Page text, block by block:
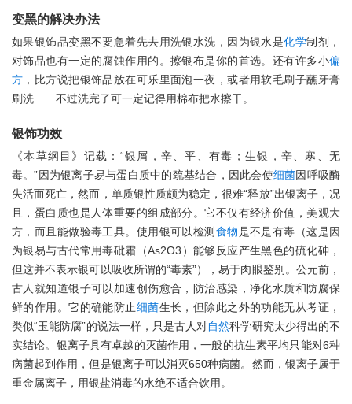
变黑的解决办法
如果银饰品变黑不要急着先去用洗银水洗，因为银水是化学制剂，
对饰品也有一定的腐蚀作用的。擦银布是你的首选。还有许多小偏
方 ，比方说把银饰品放在可乐里面泡一夜，或者用软毛刷子蘸牙膏
刷洗……不过洗完了可一定记得用棉布把水擦干。
银饰功效
《本草纲目》记载：“银屑，辛、平、有毒；生银，辛、寒、无
毒。”因为银离子易与蛋白质中的巯基结合，因此会使细菌因呼吸酶
失活而死亡，然而，单质银性质颇为稳定，很难“释放”出银离子，况
且，蛋白质也是人体重要的组成部分。它不仅有经济价值，美观大
方，而且能做验毒工具。使用银可以检测 食物是不是有毒（这是因
为银易与古代常用毒砒霜（As2O3）能够反应产生黑色的硫化砷，
但这并不表示银可以吸收所谓的“毒素”），易于肉眼鉴别。公元前，
古人就知道银子可以加速创伤愈合，防治感染，净化水质和防腐保
鲜的作用。它的确能防止细菌生长，但除此之外的功能无从考证，
类似“玉能防腐”的说法一样，只是古人对自然科学研究太少得出的不
实结论。银离子具有卓越的灭菌作用，一般的抗生素平均只能对6种
病菌起到作用，但是银离子可以消灭650种病菌。然而，银离子属于
重金属离子，用银盐消毒的水绝不适合饮用。